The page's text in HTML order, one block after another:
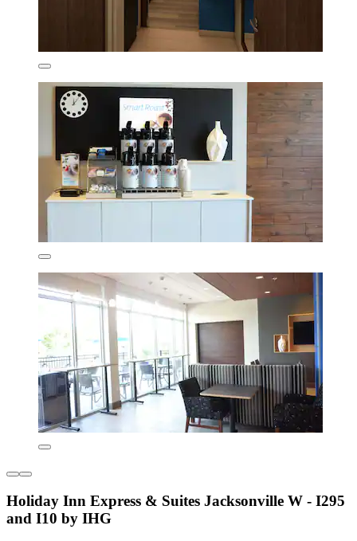
Holiday Inn Express & Suites Jacksonville W - I295
and I10 by IHG